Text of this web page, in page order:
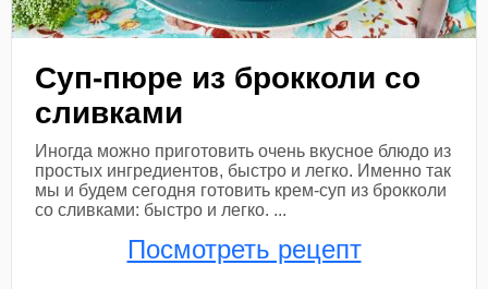
Суп-пюре из брокколи со
сливками
Иногда можно приготовить очень вкусное блюдо из
простых ингредиентов, быстро и легко. Именно так
мы и будем сегодня готовить крем-суп из брокколи
со сливками: быстро и легко. ...
Посмотреть рецепт